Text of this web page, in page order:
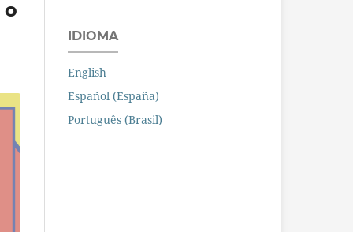
o
IDIOMA
English
Español (España)
Português (Brasil)